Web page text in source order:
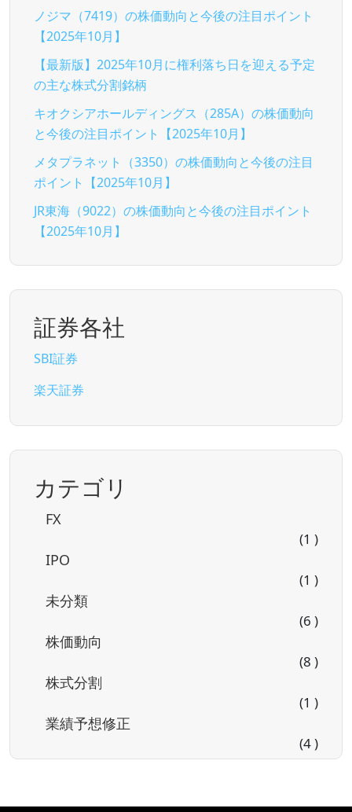
ノジマ（7419）の株価動向と今後の注目ポイント
【2025年10月】
【最新版】2025年10月に権利落ち日を迎える予定
の主な株式分割銘柄
キオクシアホールディングス（285A）の株価動向
と今後の注目ポイント【2025年10月】
メタプラネット（3350）の株価動向と今後の注目
ポイント【2025年10月】
JR東海（9022）の株価動向と今後の注目ポイント
【2025年10月】
証券各社
SBI証券
楽天証券
カテゴリ
FX
(1 )
IPO
(1 )
未分類
(6 )
株価動向
(8 )
株式分割
(1 )
業績予想修正
(4 )